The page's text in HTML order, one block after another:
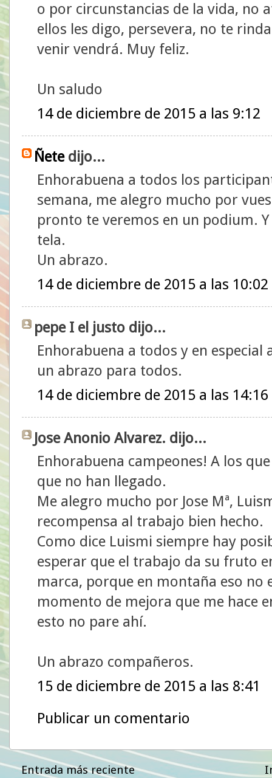
o por circunstancias de la vida, no
ellos les digo, persevera, no te
venir vendrá. Muy feliz.
Un saludo
14 de diciembre de 2015 a las 9:12
Ñetedijo...
Enhorabuena a todos los
semana, me alegro mucho por
pronto te veremos en un podium.
tela.
Un abrazo.
14 de diciembre de 2015 a las 10:02
pepe I el justo dijo...
Enhorabuena a todos y en
un abrazo para todos.
14 de diciembre de 2015 a las 14:16
Jose Anonio Alvarez. dijo...
Enhorabuena campeones! A los
que no han llegado.
Me alegro mucho por Jose Mª,
recompensa al trabajo bien hecho.
Como dice Luismi siempre hay
esperar que el trabajo da su fruto
marca, porque en montaña eso no
momento de mejora que me hace
esto no pare ahí.
Un abrazo compañeros.
15 de diciembre de 2015 a las 8:41
Publicar un comentario
Entrada más reciente